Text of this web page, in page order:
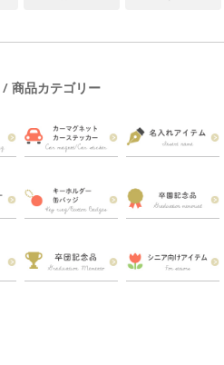
/ 商品カテゴリー